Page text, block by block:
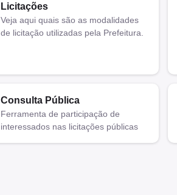
Licitações
Veja aqui quais são as modalidades
de licitação utilizadas pela Prefeitura.
Consulta Pública
Ferramenta de participação de
interessados nas licitações públicas